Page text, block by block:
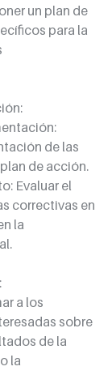
un plan de
para la
de las
de acción.
Evaluar el
correctivas en
la
a los
sobre
de la
la